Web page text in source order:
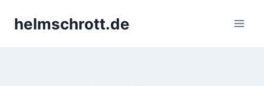
Inhalthelmschrott.de